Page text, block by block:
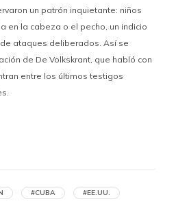
un patrón inquietante: niños
en la cabeza o el pecho, un indicio
ataques deliberados. Así se
de De Volkskrant, que habló con
entre los últimos testigos
#CUBA #EE.UU.